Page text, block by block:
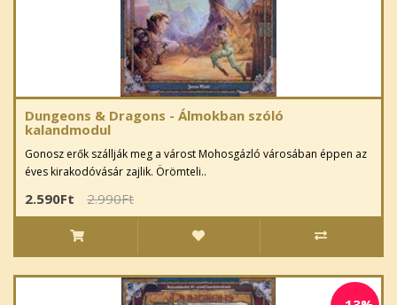
Dungeons & Dragons - Álmokban szóló
kalandmodul
Gonosz erők szállják meg a várost Mohosgázló városában éppen az
éves kirakodóvásár zajlik. Örömteli..
2.590Ft 2.990Ft